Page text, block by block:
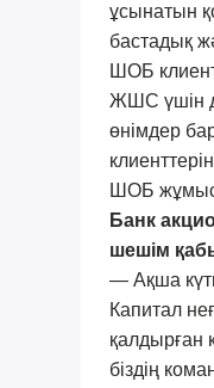
ұсынатын
бастадық
ШОБ
ЖШС үшін
өнімдер
ШОБ
Банк
шешім
— Ақша
Капитал
қалдырған
біздің